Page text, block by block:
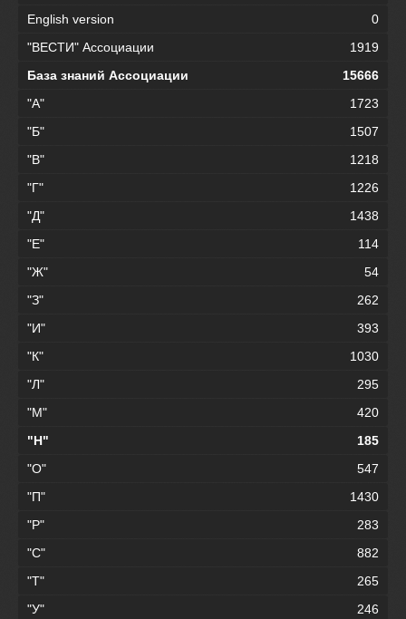
English version
0
"ВЕСТИ" Ассоциации
1919
База знаний Ассоциации
15666
"А"
1723
"Б"
1507
"В"
1218
"Г"
1226
"Д"
1438
"Е"
114
"Ж"
54
"З"
262
"И"
393
"К"
1030
"Л"
295
"М"
420
"Н"
185
"О"
547
"П"
1430
"Р"
283
"С"
882
"Т"
265
"У"
246